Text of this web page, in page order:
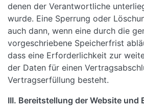
denen der Verantwortliche
wurde. Eine Sperrung oder
auch dann, wenn eine durch die
vorgeschriebene Speicherfrist
dass eine Erforderlichkeit zur
der Daten für einen
Vertragserfüllung besteht.
III. Bereitstellung der Website und